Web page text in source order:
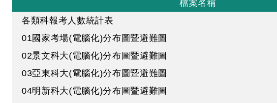
檔案名稱
各類科報考人數統計表
01國家考場(電腦化)分布圖暨避難圖
02景文科大(電腦化)分布圖暨避難圖
03亞東科大(電腦化)分布圖暨避難圖
04明新科大(電腦化)分布圖暨避難圖